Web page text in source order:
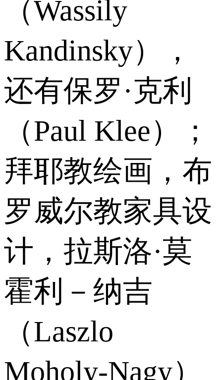
（Wassily
Kandinsky），
还有保罗·克利
（Paul Klee）；
拜耶教绘画，布
罗威尔教家具设
计，拉斯洛·莫
霍利－纳吉
（Laszlo
Moholy-Nagy）